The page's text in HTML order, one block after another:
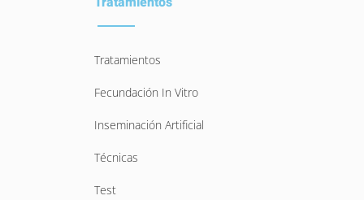
Tratamientos
Fecundación In Vitro
Inseminación Artificial
Técnicas
Test